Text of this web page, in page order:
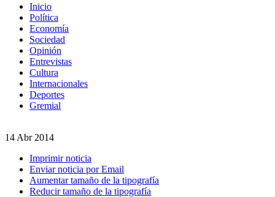
Inicio
Política
Economía
Sociedad
Opinión
Entrevistas
Cultura
Internacionales
Deportes
Gremial
14 Abr 2014
Imprimir noticia
Enviar noticia por Email
Aumentar tamaño de la tipografía
Reducir tamaño de la tipografía